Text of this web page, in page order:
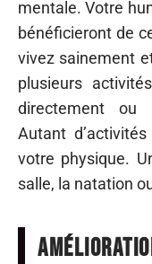
mentale. Votre
bénéficieront de
vivez sainement
plusieurs
directement ou
Autant
votre physique.
salle, la natation